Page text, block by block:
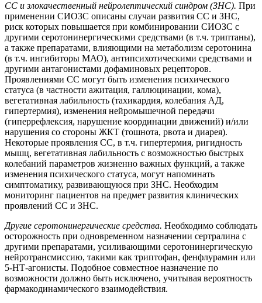
СС и злокачественный нейролептический синдром (ЗНС). При
применении СИОЗС описаны случаи развития СС и ЗНС,
риск которых повышается при комбинировании СИОЗС с
другими серотонинергическими средствами (в т.ч. триптаны),
а также препаратами, влияющими на метаболизм серотонина
(в т.ч. ингибиторы МАО), антипсихотическими средствами и
другими антагонистами дофаминовых рецепторов.
Проявлениями СС могут быть изменения психического
статуса (в частности ажитация, галлюцинации, кома),
вегетативная лабильность (тахикардия, колебания АД,
гипертермия), изменения нейромышечной передачи
(гиперрефлексия, нарушение координации движений) и/или
нарушения со стороны ЖКТ (тошнота, рвота и диарея).
Некоторые проявления СС, в т.ч. гипертермия, ригидность
мышц, вегетативная лабильность с возможностью быстрых
колебаний параметров жизненно важных функций, а также
изменения психического статуса, могут напоминать
симптоматику, развивающуюся при ЗНС. Необходим
мониторинг пациентов на предмет развития клинических
проявлений СС и ЗНС.
Другие серотонинергические средства. Необходимо соблюдать
осторожность при одновременном назначении сертралина с
другими препаратами, усиливающими cеротонинергическую
нейротрансмиссию, такими как триптофан, фенфлурамин или
5-НТ-агонисты. Подобное совместное назначение по
возможности должно быть исключено, учитывая вероятность
фармакодинамического взаимодействия.